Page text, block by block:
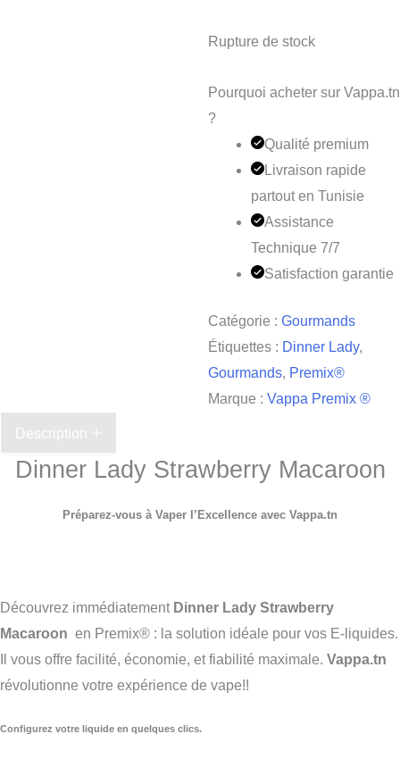
Rupture de stock
Pourquoi acheter sur Vappa.tn
?
Qualité premium
Livraison rapide
partout en Tunisie
Assistance
Technique 7/7
Satisfaction garantie
Catégorie : Gourmands
Étiquettes : Dinner Lady,
Gourmands, Premix®
Marque : Vappa Premix ®
Description
Dinner Lady Strawberry Macaroon
Préparez-vous à Vaper l’Excellence avec Vappa.tn
Découvrez immédiatementDinner Lady Strawberry
Macaroon en Premix® : la solution idéale pour vos E-liquides.
Il vous offre facilité, économie, et fiabilité maximale. Vappa.tn
révolutionne votre expérience de vape!!
Configurez votre liquide en quelques clics.